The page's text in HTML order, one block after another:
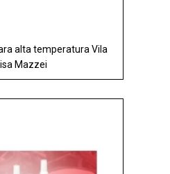
alta temperatura Vila
Mazzei